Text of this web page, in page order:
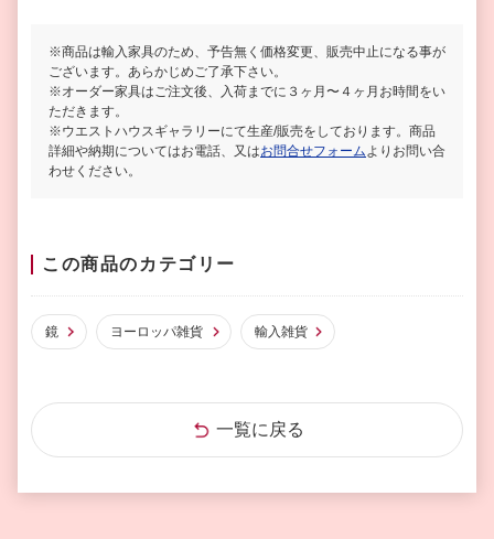
※商品は輸入家具のため、予告無く価格変更、販売中止になる事が
ございます。あらかじめご了承下さい。
※オーダー家具はご注文後、入荷までに３ヶ月〜４ヶ月お時間をい
ただきます。
※ウエストハウスギャラリーにて生産/販売をしております。商品
詳細や納期についてはお電話、又はお問合せフォーム よりお問い合
わせください。
この商品のカテゴリー
鏡 ヨーロッパ雑貨 輸入雑貨
一覧に戻る